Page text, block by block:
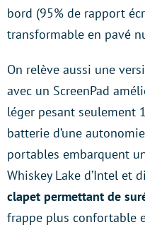
bord (95% de rapport
transformable en pavé
On relève aussi une
avec un ScreenPad
léger pesant seulement
batterie d’une
portables embarquent
Whiskey Lake d’Intel et
clapet permettant de
frappe plus confortable